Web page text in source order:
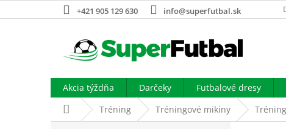
na
+421 905 129 630 info@superfutbal.sk
Akcia týždňa Darčeky Futbalové dresy
DomovTréning Tréningové mikiny